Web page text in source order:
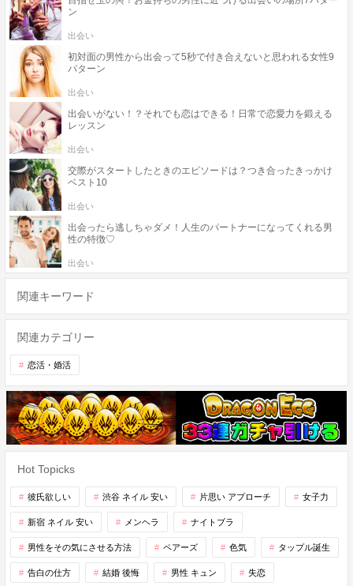
ン
出会い
初対面の男性から出会って5秒で付き合えないと思われる女性9
パターン
出会い
出会いがない！？それでも恋はできる！日常で恋愛力を鍛える
レッスン
出会い
交際がスタートしたときのエピソードは？つき合ったきっかけ
ベスト10
出会い
出会ったら逃しちゃダメ！人生のパートナーになってくれる男
性の特徴♡
出会い
関連キーワード
関連カテゴリー
恋活・婚活
Hot Topicks
彼氏欲しい 渋谷 ネイル 安い 片思い アプローチ 女子力
新宿 ネイル 安い メンヘラ ナイトブラ
男性をその気にさせる方法 ペアーズ 色気 タップル誕生
告白の仕方 結婚 後悔 男性 キュン 失恋